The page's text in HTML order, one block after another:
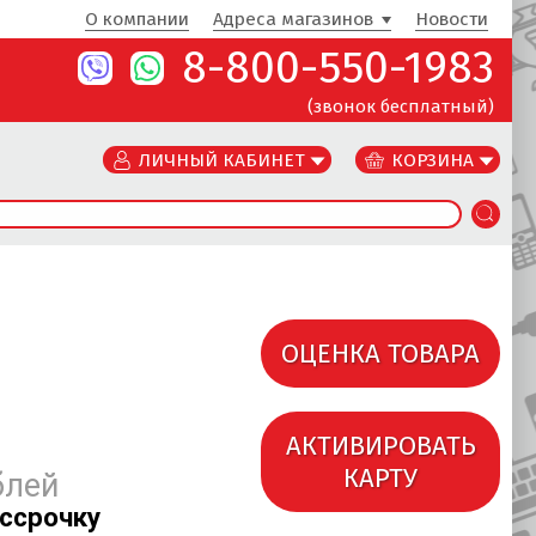
Новости
Адреса магазинов
О компании
8-800-550-1983
(звонок бесплатный)
КОРЗИНА
ЛИЧНЫЙ КАБИНЕТ
ОЦЕНКА ТОВАРА
АКТИВИРОВАТЬ
КАРТУ